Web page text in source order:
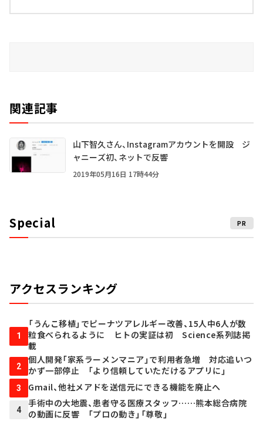
関連記事
山下智久さん、Instagramアカウントを開設 ジ
ャニーズ初、ネットで反響
2019年05月16日 17時44分
Special PR
アクセスランキング
1
「うんこ移植」でピーナツアレルギー改善、15人中6人が数
粒食べられるように ヒトの実証は初 Science系列誌掲
載
2
個人開発「家系ラーメンマニア」で利用者急増 対応追いつ
かず一部停止 「より信頼していただけるアプリに」
3 Gmail、他社メアドを送信元にできる機能を廃止へ
4
手術中の大地震、患者守る医療スタッフ……熊本総合病院
の動画に反響 「プロの動き」「尊敬」